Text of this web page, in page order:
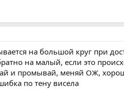
на большой круг при
на малый, если это
и промывай, меняй ОЖ,
по тену висела